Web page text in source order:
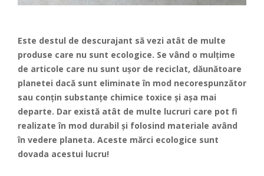
Este destul de descurajant să vezi atât de multe
produse care nu sunt ecologice. Se vând o mulțime
de articole care nu sunt ușor de reciclat, dăunătoare
planetei dacă sunt eliminate în mod necorespunzător
sau conțin substanțe chimice toxice și așa mai
departe. Dar există atât de multe lucruri care pot fi
realizate în mod durabil și folosind materiale având
în vedere planeta. Aceste mărci ecologice sunt
dovada acestui lucru!